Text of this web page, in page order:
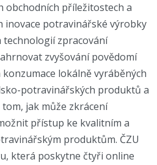
obchodních příležitostech a
inovace potravinářské výrobky
technologií zpracování
zvyšování povědomí
lokálně vyráběných
potravinářských produktů a
jak může zkrácení
přístup ke kvalitním a
produktům. ČZU
která poskytne čtyři online